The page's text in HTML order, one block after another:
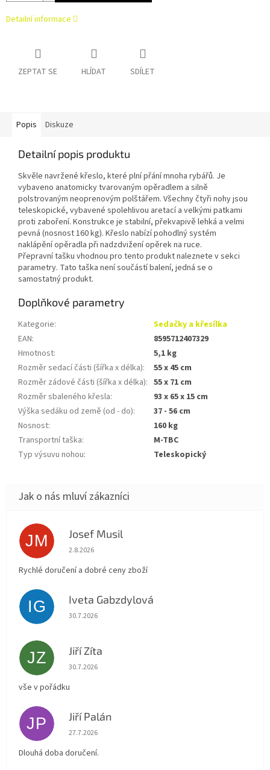
Detailní informace
ZEPTAT SE HLÍDAT SDÍLET
Popis Diskuze
Detailní popis produktu
Skvěle navržené křeslo, které plní přání mnoha rybářů. Je
vybaveno anatomicky tvarovaným opěradlem a silně
polstrovaným neoprenovým polštářem. Všechny čtyři nohy jsou
teleskopické, vybavené spolehlivou aretací a velkými patkami
proti zaboření. Konstrukce je stabilní, překvapivě lehká a velmi
pevná (nosnost 160 kg). Křeslo nabízí pohodlný systém
naklápění opěradla při nadzdvižení opěrek na ruce.
Přepravní tašku vhodnou pro tento produkt naleznete v sekci
parametry. Tato taška není součástí balení, jedná se o
samostatný produkt.
Doplňkové parametry
Kategorie:
Sedačky a křesílka
EAN:
8595712407329
Hmotnost:
5,1 kg
Rozměr sedací části (šířka x délka):
55 x 45 cm
Rozměr zádové části (šířka x délka): 55 x 71 cm
Rozměr sbaleného křesla:
93 x 65 x 15 cm
Výška sedáku od země (od - do):
37 - 56 cm
Nosnost:
160 kg
Transportní taška:
M-TBC
Typ výsuvu nohou: Teleskopický
JM Josef Musil
Hodnocení obchodu je 5 z 5 hvězdiček.
2.8.2026
Rychlé doručení a dobré ceny zboží
IG Iveta Gabzdylová
Hodnocení obchodu je 5 z 5 hvězdiček.
30.7.2026
JZ Jiří Zíta
Hodnocení obchodu je 5 z 5 hvězdiček.
30.7.2026
vše v pořádku
JP Jiří Palán
Hodnocení obchodu je 5 z 5 hvězdiček.
27.7.2026
Dlouhá doba doručení.